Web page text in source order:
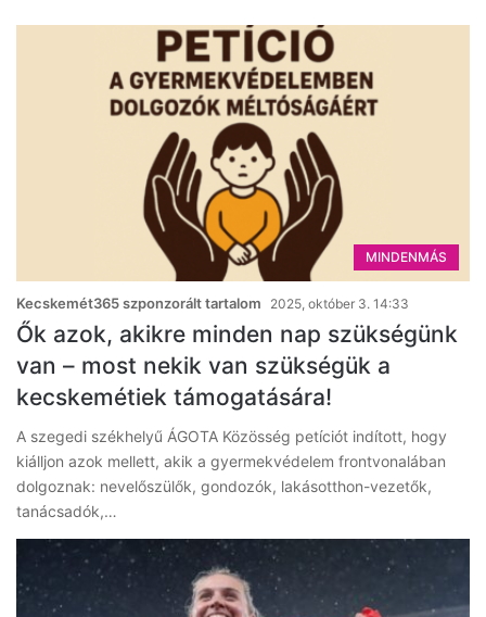
MINDENMÁS
Kecskemét365 szponzorált tartalom 2025, október 3. 14:33
Ők azok, akikre minden nap szükségünk
van – most nekik van szükségük a
kecskemétiek támogatására!
A szegedi székhelyű ÁGOTA Közösség petíciót indított, hogy
kiálljon azok mellett, akik a gyermekvédelem frontvonalában
dolgoznak: nevelőszülők, gondozók, lakásotthon-vezetők,
tanácsadók,…